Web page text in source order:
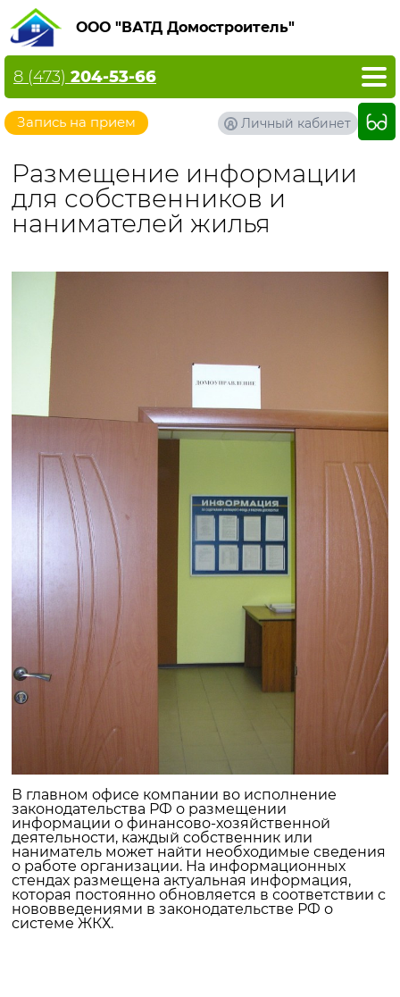
ООО "ВАТД Домостроитель"
Запись на прием
8 (473) 204-53-66
Личный кабинет
Размещение информации
для собственников и
нанимателей жилья
В главном офисе компании во исполнение
законодательства РФ о размещении
информации о финансово-хозяйственной
деятельности, каждый собственник или
наниматель может найти необходимые сведения
о работе организации. На информационных
стендах размещена актуальная информация,
которая постоянно обновляется в соответствии с
нововведениями в законодательстве РФ о
системе ЖКХ.